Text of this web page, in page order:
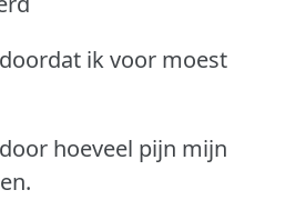
ik voor moest
hoeveel pijn mijn